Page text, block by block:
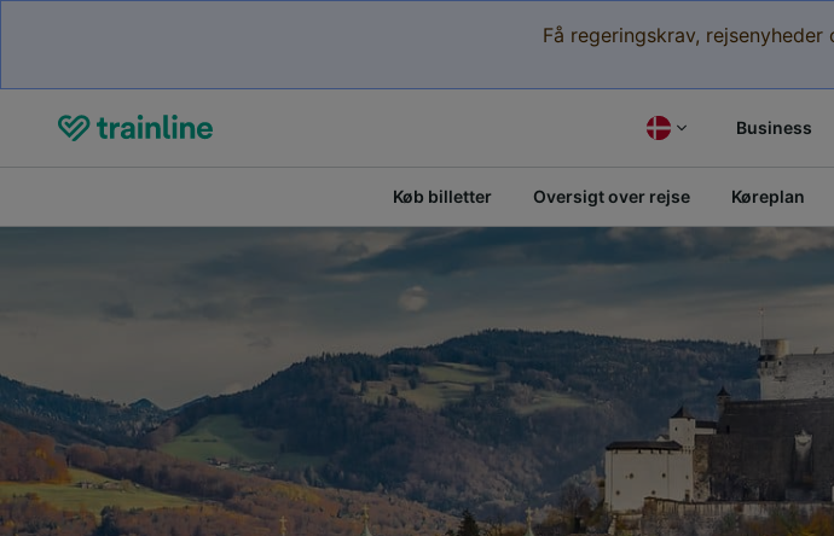
Få regeringskrav,
Business
Køb billetter Oversigt over rejse Køreplan